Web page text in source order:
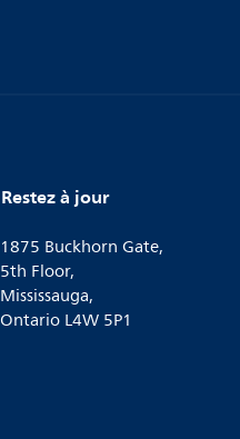
Restez à jour
1875 Buckhorn Gate,
5th Floor,
Mississauga,
Ontario L4W 5P1